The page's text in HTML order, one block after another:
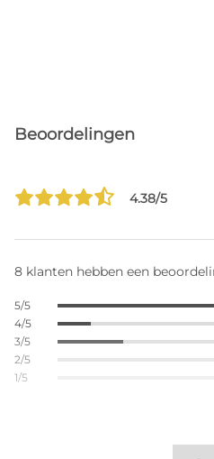
Beoordelingen
4.38/5
8 klanten hebben een
5/5
4/5
3/5
2/5
1/5